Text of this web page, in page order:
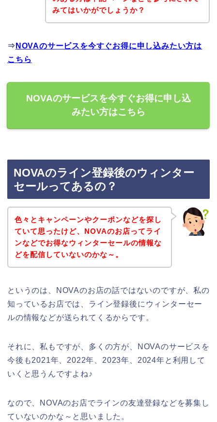
みてはいかがでしょうか？
⇒ NOVAのサービスを今すぐお得に申し込みたい方は
こちら
NOVAのサービスを今すぐお得に申し込
みたい方はこちら
NOVAのライン登録後のウィンター
セールってあるの？
色々とキャンペーンやクーポンなどを探し
ていて思ったけど、NOVAのお店ってライ
ンなどでお得なウィンターセールの情報な
どを配信していないのかな～。
というのは、NOVAのお店の話ではないのですが、私の
知っているお店では、ライン登録後にウィンターセー
ルの情報などが送られてくるからです。
それに、私もですが、多くの方が、NOVAのサービスを
今後も2021年、2022年、2023年、2024年と利用して
いくと思うんですよね♪
なので、NOVAのお店でラインの友達登録などを募集し
ていないのかな～と思いました。